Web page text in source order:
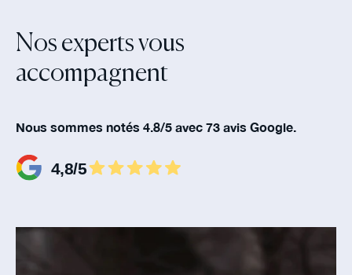
Nos experts vous
accompagnent‍
Nous sommes notés 4.8/5 avec 73 avis Google.